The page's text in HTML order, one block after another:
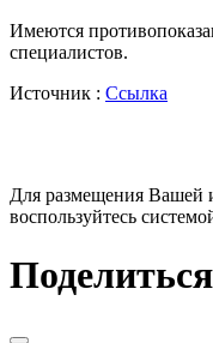
Имеются
специалистов.
Источник : Ссылка
Для размещения Вашей
воспользуйтесь